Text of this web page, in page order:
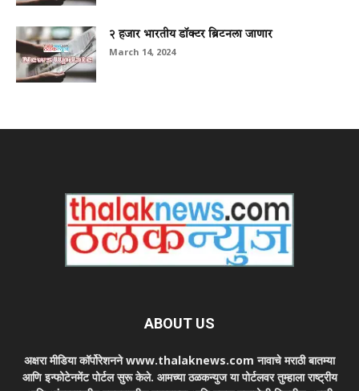
२ हजार भारतीय डॉक्टर ब्रिटनला जाणार
March 14, 2024
ABOUT US
अक्षरा मीडिया कॉर्पोरेशनने www.thalaknews.com नावाचे मराठी बातम्या
आणि इन्फोटेनमेंट पोर्टल सुरू केले. आमच्या ठळकन्युज या पोर्टलवर तुम्हाला राष्ट्रीय